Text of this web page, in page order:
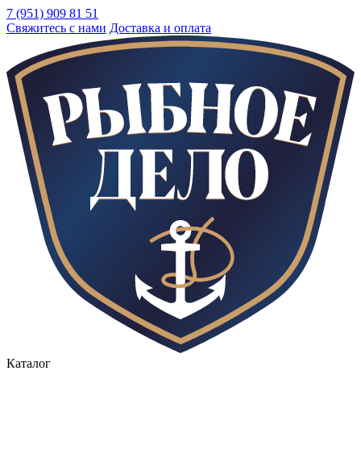
7 (951) 909 81 51
Свяжитесь с нами Доставка и оплата
Каталог